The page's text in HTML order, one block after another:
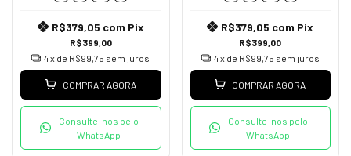
R$399,00
R$379,05 com Pix
4x de R$99,75 sem juros
COMPRAR AGORA
Consulte-nos pelo
WhatsApp
R$399,00
R$379,05 com Pix
4x de R$99,75 sem juros
COMPRAR AGORA
Consulte-nos pelo
WhatsApp